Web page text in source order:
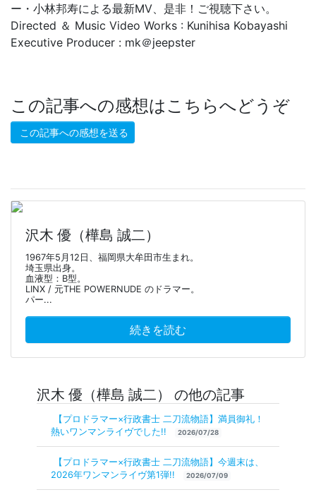
ー・小林邦寿による最新MV、是非！ご視聴下さい。
Directed ＆ Music Video Works : Kunihisa Kobayashi
Executive Producer : mk＠jeepster
この記事への感想はこちらへどうぞ
この記事への感想を送る
沢木 優（樺島 誠二）
1967年5月12日、福岡県大牟田市生まれ。
埼玉県出身。
血液型：B型。
LINX / 元THE POWERNUDE のドラマー。
パー...
続きを読む
沢木 優（樺島 誠二） の他の記事
【プロドラマー×行政書士 二刀流物語】満員御礼！
熱いワンマンライヴでした!!
2026/07/28
【プロドラマー×行政書士 二刀流物語】今週末は、
2026年ワンマンライヴ第1弾!!
2026/07/09